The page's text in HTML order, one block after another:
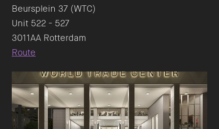
Beursplein 37 (WTC)
Unit 522 - 527
Route